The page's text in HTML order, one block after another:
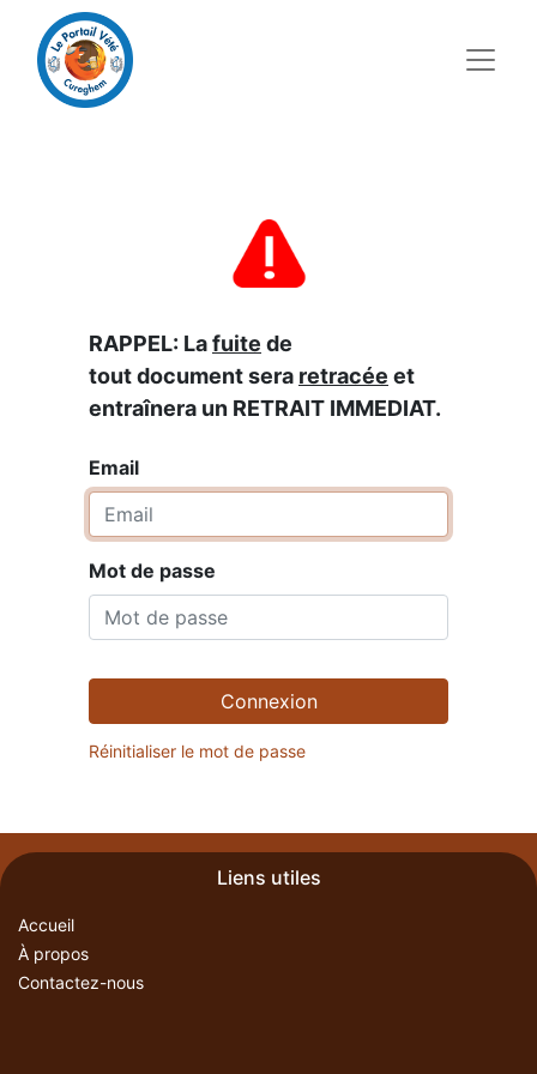
RAPPEL: Lafuite de
tout document sera retracée et
entraînera un RETRAIT IMMEDIAT.
Email
Mot de passe
Connexion
Réinitialiser le mot de passe
Liens utiles
Accueil
À propos
Contactez-nous